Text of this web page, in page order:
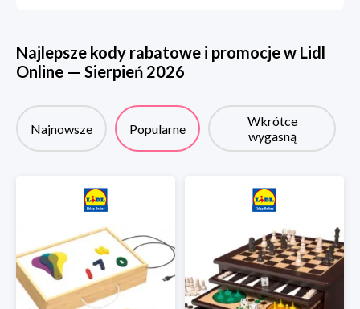
Najlepsze kody rabatowe i promocje w Lidl
Online — Sierpień 2026
Najnowsze Popularne
Wkrótce
wygasną